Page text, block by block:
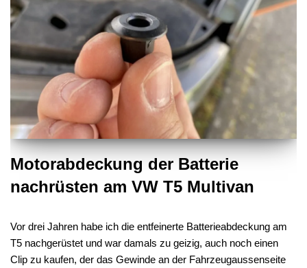
Motorabdeckung der Batterie
nachrüsten am VW T5 Multivan
Vor drei Jahren habe ich die entfeinerte Batterieabdeckung am
T5 nachgerüstet und war damals zu geizig, auch noch einen
Clip zu kaufen, der das Gewinde an der Fahrzeugaussenseite